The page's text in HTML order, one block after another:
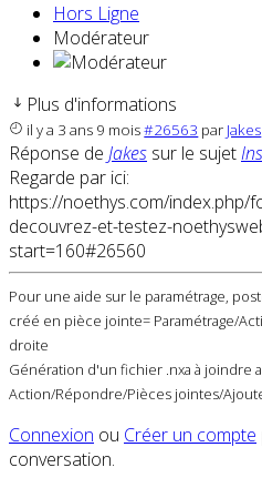
Hors Ligne
Modérateur
Plus d'informations
il y a 3 ans 9 mois#26563 par Jakes
Réponse de Jakes sur le sujet
Regarde par ici:
https://noethys.com/index.php/
decouvrez-et-testez-
start=160#26560
Pour une aide sur le paramétrage,
créé en pièce jointe= Paramétrage/
droite
Génération d'un fichier .nxa à joindre
Action/Répondre/Pièces jointes/
Connexion ou Créer un compte
conversation.